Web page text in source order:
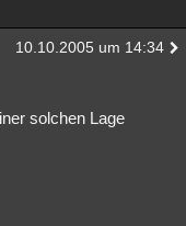
10.10.2005 um 14:34
solchen Lage